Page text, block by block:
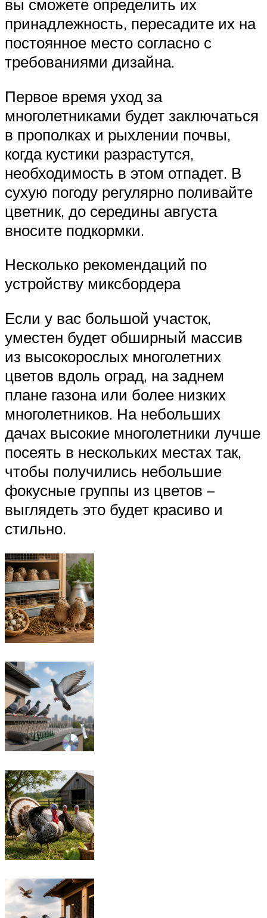
вы сможете определить их
принадлежность, пересадите их на
постоянное место согласно с
требованиями дизайна.
Первое время уход за
многолетниками будет заключаться
в прополках и рыхлении почвы,
когда кустики разрастутся,
необходимость в этом отпадет. В
сухую погоду регулярно поливайте
цветник, до середины августа
вносите подкормки.
Несколько рекомендаций по
устройству миксбордера
Если у вас большой участок,
уместен будет обширный массив
из высокорослых многолетних
цветов вдоль оград, на заднем
плане газона или более низких
многолетников. На небольших
дачах высокие многолетники лучше
посеять в нескольких местах так,
чтобы получились небольшие
фокусные группы из цветов –
выглядеть это будет красиво и
стильно.